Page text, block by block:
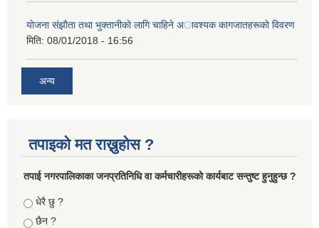
याेजना संझाैता तथा भुक्तानीकाे लागि चाहिने अावश्यक कागजातहरूकाे विवरण
मिति: 08/01/2018 - 16:56
अन्य
तपाइको मत राख्नुहोस ?
तपा‌ई नगरपालिकाका जनप्रतिनिधि वा कर्मचारीहरूकाे कार्यबाट सन्तुष्ट हुनुहुन्छ ?
Choices
धेरै छु ?
छैन ?